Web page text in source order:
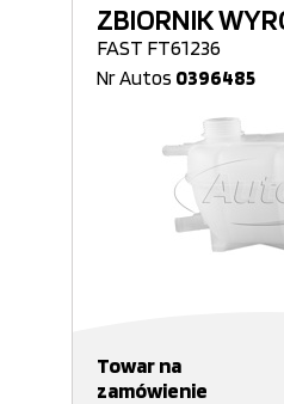
ZBIORNIK
FAST FT61236
Nr Autos 0396485
Towar na
zamówienie